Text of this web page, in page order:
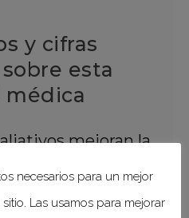
y cifras
esta
médica
mejoran la
de los pacientes y
afrontan
necesarios para un mejor
Las usamos para mejorar